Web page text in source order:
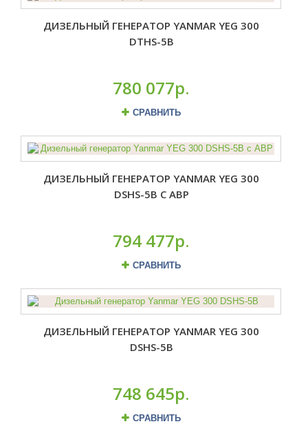
ДИЗЕЛЬНЫЙ ГЕНЕРАТОР YANMAR YEG 300
DTHS-5B
780 077р.
СРАВНИТЬ
ДИЗЕЛЬНЫЙ ГЕНЕРАТОР YANMAR YEG 300
DSHS-5B С АВР
794 477р.
СРАВНИТЬ
ДИЗЕЛЬНЫЙ ГЕНЕРАТОР YANMAR YEG 300
DSHS-5B
748 645р.
СРАВНИТЬ